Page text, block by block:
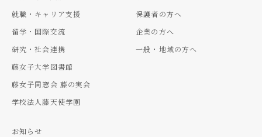
就職・キャリア支援
留学・国際交流
研究・社会連携
藤女子大学図書館
藤女子同窓会 藤の実会
学校法人藤天使学園
保護者の方へ
企業の方へ
一般・地域の方へ
お知らせ